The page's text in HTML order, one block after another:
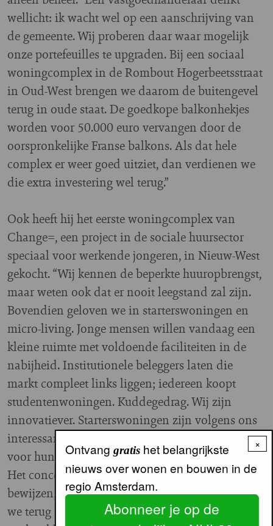
wellicht: ik wacht wel op een aanschrijving van
de gemeente. Wij proberen daar waar mogelijk
onze portefeuilles te upgraden. Bij een sociaal
woningcomplex in de Rombout Hogerbeetsstraat
in Oud-West brengen we daarom de buitengevel
terug in oude staat. De goedkope balkonhekjes
worden voor 50.000 euro vervangen door de
oorspronkelijke Franse balkons. Als dat hele
complex er weer goed uitziet, dan verdienen we
die extra investering wel terug.”
Ook heeft hij het eerste woningcomplex van
Change=, een project in de sociale huursector
speciaal voor werkende jongeren, in Nieuw-West
gekocht. “Wij kennen de beperkte huuropbrengst,
maar weten ook dat er nooit leegstand zal zijn.
Bovendien geloven we in starterswoningen en
micro-living. Jonge mensen willen vandaag een
kleine ruimte met voldoende faciliteiten in de
nabijheid. Institutionele beleggers laten die
markt compleet links liggen; iedereen koopt
studentenwoningen. Kuddegedrag. Wij zijn
innovatiever. Starterswoningen zijn volgens ons
interessanter. Die bewoners hebben meer zorg
voor hun woning en blijven ook langer zitten.
Het concept van Change= moet zich nog
bewijzen, dat is een zeker risico. Maar dat zien
we terug in de aankoopprijs.” De oplevering is
×
Ontvang gratishet belangrijkste
nieuws over wonen en bouwen in de
regio Amsterdam.
Abonneer je op de